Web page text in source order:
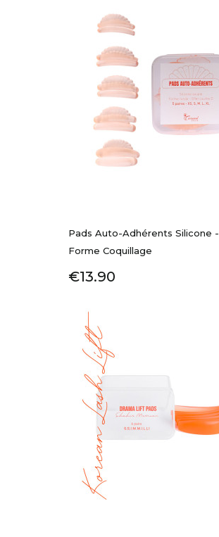
Pads Auto-Adhérents Silicone -
Forme Coquillage
Price
€13.90